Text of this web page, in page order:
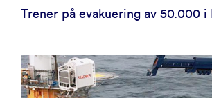
Trener på evakuering av 50.000 i